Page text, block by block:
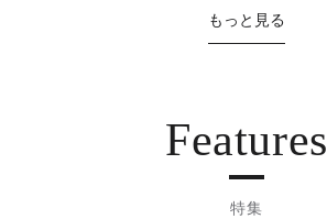
もっと見る
Features
特集